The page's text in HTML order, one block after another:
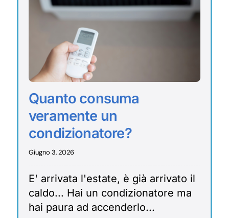
Quanto consuma
veramente un
condizionatore?
Giugno 3, 2026
E' arrivata l'estate, è già arrivato il
caldo... Hai un condizionatore ma
hai paura ad accenderlo...